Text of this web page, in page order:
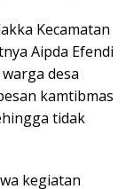
Kecamatan
Aipda Efendi
desa
kamtibmas
tidak
kegiatan